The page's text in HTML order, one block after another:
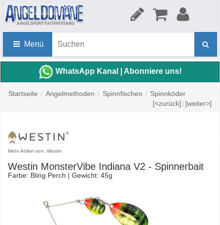
Menü
WhatsApp Kanal | Abonniere uns!
Startseite / Angelmethoden / Spinnfischen / Spinnköder
[<zurück] | [weiter>]
Mehr Artikel von: Westin
Westin MonsterVibe Indiana V2 - Spinnerbait
Farbe: Bling Perch | Gewicht: 45g